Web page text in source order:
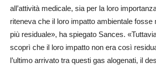
all’attività medicale, sia per la loro
riteneva che il loro impatto ambientale fosse
più residuale», ha spiegato Sances.
scoprì che il loro impatto non era così
l’ultimo arrivato tra questi gas alogenati, il